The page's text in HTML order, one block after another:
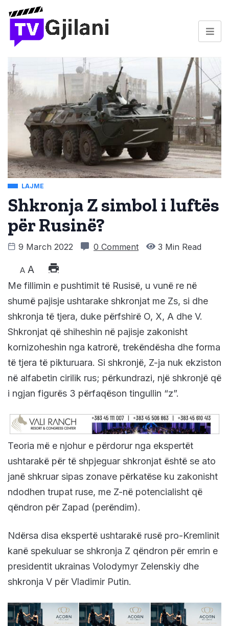
LAJME
Shkronja Z simbol i luftës
për Rusinë?
9 March 2022 0 Comment 3 Min Read
A A
Me fillimin e pushtimit të Rusisë, u vunë re në
shumë pajisje ushtarake shkronjat me Zs, si dhe
shkronja të tjera, duke përfshirë O, X, A dhe V.
Shkronjat që shiheshin në pajisje zakonisht
kornizoheshin nga katrorë, trekëndësha dhe forma
të tjera të pikturuara. Si shkronjë, Z-ja nuk ekziston
në alfabetin cirilik rus; përkundrazi, një shkronjë që
i ngjan figurës 3 përfaqëson tingullin “z”.
Teoria më e njohur e përdorur nga ekspertët
ushtarakë për të shpjeguar shkronjat është se ato
janë shkruar sipas zonave përkatëse ku zakonisht
ndodhen trupat ruse, me Z-në potencialisht që
qëndron për Zapad (perëndim).
Ndërsa disa ekspertë ushtarakë rusë pro-Kremlinit
kanë spekuluar se shkronja Z qëndron për emrin e
presidentit ukrainas Volodymyr Zelenskiy dhe
shkronja V për Vladimir Putin.